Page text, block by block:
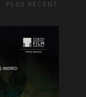
PLUS RÉCENT